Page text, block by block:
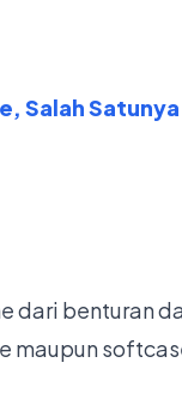
Salah Satunya
dari benturan
maupun